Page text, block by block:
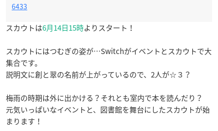
6433
スカウトは6月14日15時よりスタート！
スカウトにはつむぎの姿が…Switchがイベントとスカウトで大
集合です。
説明文に創と翠の名前が上がっているので、2人が☆３？
梅雨の時期は外に出かける？それとも室内で本を読んだり？
元気いっぱいなイベントと、図書館を舞台にしたスカウトが始
まります！